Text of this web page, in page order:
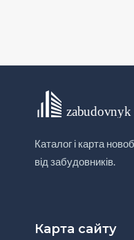
Каталог і карта
від забудовників.
Карта сайту